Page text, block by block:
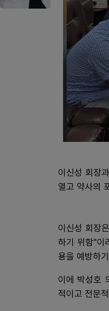
이신성 회장
열고 약사의
이신성 회장
하기 위함"이
용을 예방하
이에 박성호
적이고 전문